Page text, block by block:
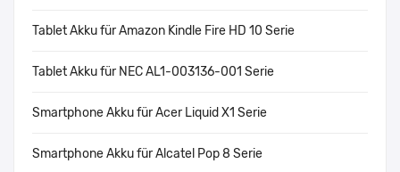
Tablet Akku für Amazon Kindle Fire HD 10 Serie
Tablet Akku für NEC AL1-003136-001 Serie
Smartphone Akku für Acer Liquid X1 Serie
Smartphone Akku für Alcatel Pop 8 Serie